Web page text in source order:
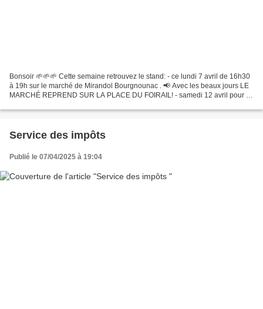
Bonsoir 🌱🌱🌱 Cette semaine retrouvez le stand: - ce lundi 7 avril de 16h30
à 19h sur le marché de Mirandol Bourgnounac . 📢 Avec les beaux jours LE
MARCHÉ REPREND SUR LA PLACE DU FOIRAIL! - samedi 12 avril pour la
Service des impôts
Publié le 07/04/2025 à 19:04